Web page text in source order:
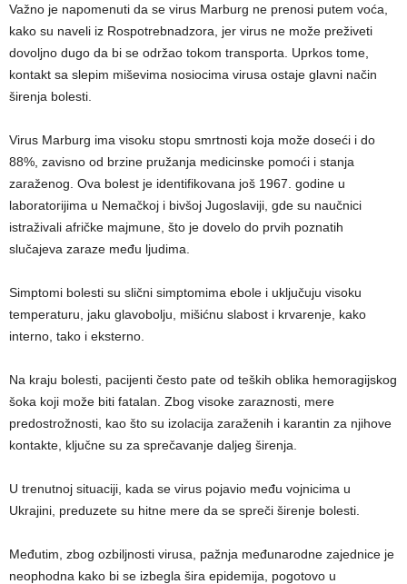
Važno je napomenuti da se virus Marburg ne prenosi putem voća,
kako su naveli iz Rospotrebnadzora, jer virus ne može preživeti
dovoljno dugo da bi se održao tokom transporta. Uprkos tome,
kontakt sa slepim miševima nosiocima virusa ostaje glavni način
širenja bolesti.
Virus Marburg ima visoku stopu smrtnosti koja može doseći i do
88%, zavisno od brzine pružanja medicinske pomoći i stanja
zaraženog. Ova bolest je identifikovana još 1967. godine u
laboratorijima u Nemačkoj i bivšoj Jugoslaviji, gde su naučnici
istraživali afričke majmune, što je dovelo do prvih poznatih
slučajeva zaraze među ljudima.
Simptomi bolesti su slični simptomima ebole i uključuju visoku
temperaturu, jaku glavobolju, mišićnu slabost i krvarenje, kako
interno, tako i eksterno.
Na kraju bolesti, pacijenti često pate od teških oblika hemoragijskog
šoka koji može biti fatalan. Zbog visoke zaraznosti, mere
predostrožnosti, kao što su izolacija zaraženih i karantin za njihove
kontakte, ključne su za sprečavanje daljeg širenja.
U trenutnoj situaciji, kada se virus pojavio među vojnicima u
Ukrajini, preduzete su hitne mere da se spreči širenje bolesti.
Međutim, zbog ozbiljnosti virusa, pažnja međunarodne zajednice je
neophodna kako bi se izbegla šira epidemija, pogotovo u